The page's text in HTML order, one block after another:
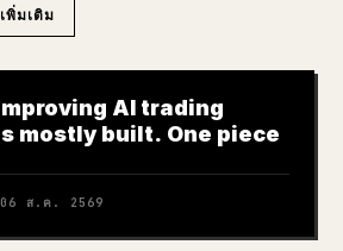
พิ่มเติม
AI trading
mostly built. One piece
06 ส.ค. 2569